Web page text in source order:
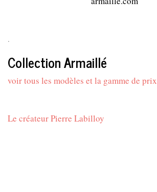
.
Collection Armaillé
voir tous les modèles et la gamme de prix
Le créateur Pierre Labilloy